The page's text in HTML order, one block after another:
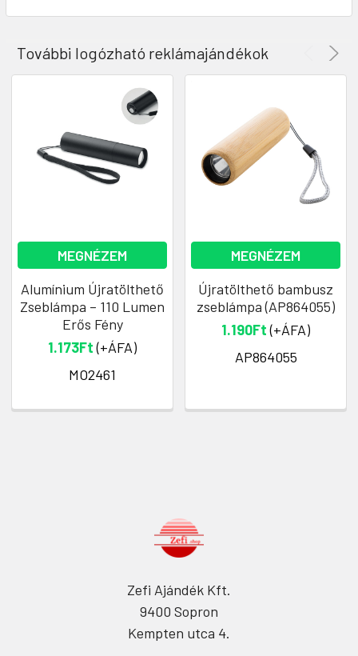
További logózható reklámajándékok
MEGNÉZEM
Alumínium Újratölthető
Zseblámpa – 110 Lumen
Erős Fény
1.173Ft(+ÁFA)
MO2461
MEGNÉZEM
Újratölthető bambusz
zseblámpa (AP864055)
1.190Ft(+ÁFA)
AP864055
Zefi Ajándék Kft.
9400 Sopron
Kempten utca 4.